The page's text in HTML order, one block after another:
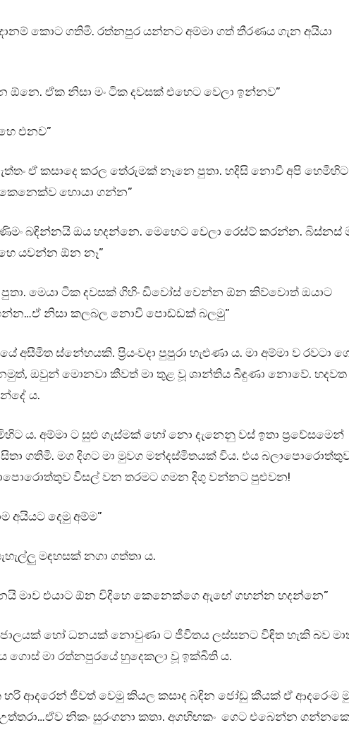
කොට ගතිමි. රත්නපුර යන්නට අම්මා ගත් තීරණය ගැන අයියා
ඕනෙ. ඒක නිසා මං ටික දවසක් එහෙට වෙලා ඉන්නව”
එනව”
ඒ කසාදෙ කරල තේරුමක් නෑනෙ පුතා. හදිසි නොවී අපි හෙමිහිට
කෙනෙක්ව හොයා ගන්න”
බඳින්නයි ඔය හදන්නෙ. මෙහෙට වෙලා රෙස්ට් කරන්න. බිස්නස්
යවන්න ඕන නෑ”
පුතා. මෙයා ටික දවසක් ගිහිං ඩිවෝස් වෙන්න ඕන කිව්වොත් ඔයාට
නිසා කලබල නොවී පොඩ්ඩක් බලමු”
අසීමිත ස්නේහයකි. ප්‍රියංවදා පුපුරා හැළුණා ය. මා අම්මා ව රවටා
ඔවුන් මොනවා කීවත් මා තුළ වූ ශාන්තිය බිඳුණා නොවේ. හදවත
ය.
ය. අම්මා ට සුළු ගැස්මක් හෝ නො දැනෙනු වස් ඉතා ප්‍රවේසමෙන්
ගතිමි. මග දිගට මා මුවග මන්දස්මිතයක් විය. එය
විසල් වන තරමට ගමන දිගු වන්නට පුළුවන!
අයියට දෙමු අම්ම”
මඳහසක් නගා ගත්තා ය.
මාව එයාට ඕන විදිහෙ කෙනෙක්ගෙ ඇඟේ ගහන්න හදන්නෙ”
හෝ ධනයක් නොවුණා ට ජීවිතය ලස්සනට විඳිත හැකි බව
ගොස් මා රත්නපුරයේ හුදෙකලා වූ ඉක්බිති ය.
හරි ආදරෙන් ජීවත් වෙමු කියල කසාද බඳින ජෝඩු කීයක් ඒ ආදරෙංම
නිකං සුරංගනා කතා. අගහිඟකං ගෙට එබෙන්න